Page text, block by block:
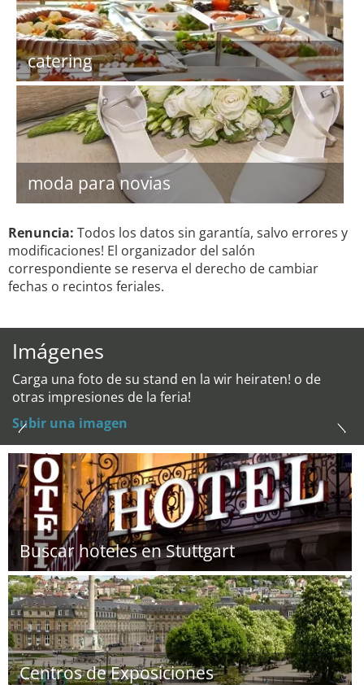
catering
moda para novias
Renuncia: Todos los datos sin garantía, salvo errores y
modificaciones! El organizador del salón
correspondiente se reserva el derecho de cambiar
fechas o recintos feriales.
Imágenes
Carga una foto de su stand en la wir heiraten! o de
otras impresiones de la feria!
Subir una imagen
Buscar hoteles en Stuttgart
Centros de Exposiciones